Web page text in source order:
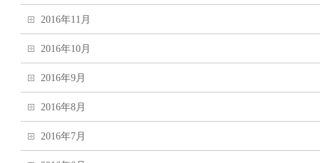
2016年11月
2016年10月
2016年9月
2016年8月
2016年7月